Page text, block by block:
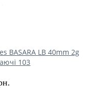
BASARA LB 40mm 2g
103